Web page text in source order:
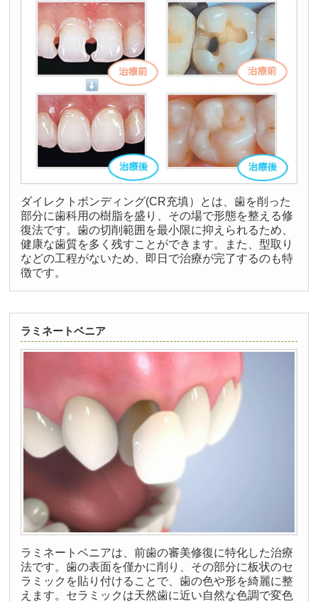
ダイレクトボンディング(CR充填）とは、歯を削った
部分に歯科用の樹脂を盛り、その場で形態を整える修
復法です。歯の切削範囲を最小限に抑えられるため、
健康な歯質を多く残すことができます。また、型取り
などの工程がないため、即日で治療が完了するのも特
徴です。
ラミネートベニア
ラミネートベニアは、前歯の審美修復に特化した治療
法です。歯の表面を僅かに削り、その部分に板状のセ
ラミックを貼り付けることで、歯の色や形を綺麗に整
えます。セラミックは天然歯に近い自然な色調で変色